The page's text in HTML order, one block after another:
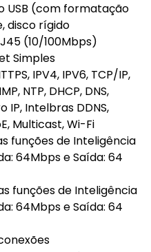
USB (com formatação
disco rígido
(10/100Mbps)
Simples
IPV4, IPV6, TCP/IP,
NTP, DHCP, DNS,
IP, Intelbras DDNS,
Multicast, Wi-Fi
funções de Inteligência
64Mbps e Saída: 64
funções de Inteligência
64Mbps e Saída: 64